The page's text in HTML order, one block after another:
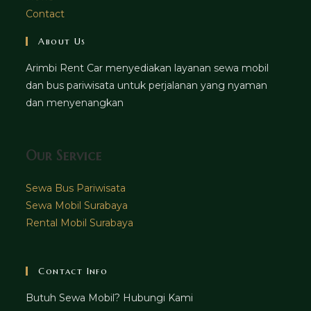
Contact
About Us
Arimbi Rent Car menyediakan layanan sewa mobil
dan bus pariwisata untuk perjalanan yang nyaman
dan menyenangkan
Our Service
Sewa Bus Pariwisata
Sewa Mobil Surabaya
Rental Mobil Surabaya
Contact Info
Butuh Sewa Mobil? Hubungi Kami